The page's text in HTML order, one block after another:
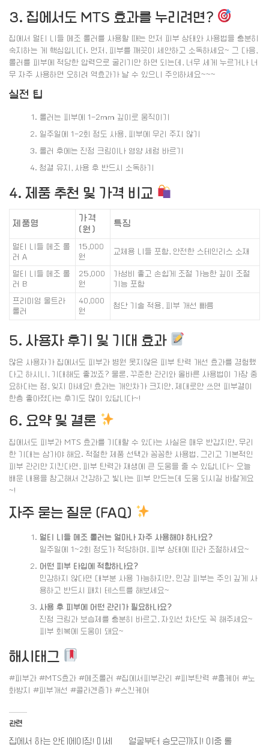
3. 집에서도 MTS 효과를 누리려면?
집에서 멀티 니들 메조 롤러를 사용할 때는 먼저 피부 상태와 사용법을 충분히
숙지하는 게 핵심입니다. 먼저, 피부를 깨끗이 세안하고 소독하세요~ 그 다음,
롤러를 피부에 적당한 압력으로 굴리기만 하면 되는데, 너무 세게 누르거나 너
무 자주 사용하면 오히려 역효과가 날 수 있으니 주의하세요~~~
실전 팁
롤러는 피부에 1-2mm 깊이로 움직이기
일주일에 1-2회 정도 사용, 피부에 무리 주지 않기
롤러 후에는 진정 크림이나 영양 세럼 바르기
청결 유지, 사용 후 반드시 소독하기
4. 제품 추천 및 가격 비교
제품명
가격
(원)
특징
멀티 니들 메조 롤
러 A
15,000
원
교체용 니들 포함, 안전한 스테인리스 소재
멀티 니들 메조 롤
러 B
25,000
원
가성비 좋고 손쉽게 조절 가능한 깊이 조절
기능 포함
프리미엄 울트라
롤러
40,000
원
첨단 기술 적용, 피부 개선 빠름
5. 사용자 후기 및 기대 효과
많은 사용자가 집에서도 피부과 병원 못지않은 피부 탄력 개선 효과를 경험했
다고 하시니, 기대해도 좋겠죠? 물론, 꾸준한 관리와 올바른 사용법이 가장 중
요하다는 점, 잊지 마세요! 효과는 개인차가 크지만, 제대로만 쓰면 피부결이
한층 좋아졌다는 후기도 많이 있답니다~!
6. 요약 및 결론
집에서도 피부과 MTS 효과를 기대할 수 있다는 사실은 매우 반갑지만, 무리
한 기대는 삼가야 해요. 적절한 제품 선택과 꼼꼼한 사용법, 그리고 기본적인
피부 관리만 지킨다면, 피부 탄력과 재생에 큰 도움을 줄 수 있답니다~ 오늘
배운 내용을 참고해서 건강하고 빛나는 피부 만드는데 도움 되시길 바랄게요
~!
자주 묻는 질문 (FAQ)
멀티 니들 메조 롤러는 얼마나 자주 사용해야 하나요?
일주일에 1~2회 정도가 적당하며, 피부 상태에 따라 조절하세요~
어떤 피부 타입에 적합하나요?
민감하지 않다면 대부분 사용 가능하지만, 민감 피부는 주의 깊게 사
용하고 반드시 패치 테스트를 해보세요~
사용 후 피부에 어떤 관리가 필요하나요?
진정 크림과 보습제를 충분히 바르고, 자외선 차단도 꼭 해주세요~
피부 회복에 도움이 돼요~
해시태그
#피부과 #MTS효과 #메조롤러 #집에서피부관리 #피부탄력 #홈케어 #노
화방지 #피부개선 #콜라겐증가 #스킨케어
관련
집에서 하는 안티에이징! 미세 얼굴부터 승모근까지! 이중 롤